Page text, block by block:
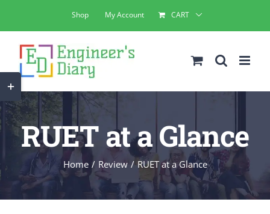
to
content
Shop My Account CART
RUET at a Glance
Home Review RUET at a Glance
Toggle
Sliding
Bar
Area